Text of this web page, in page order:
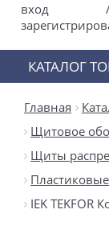
вход
КАТАЛОГ
Главная
Щитовое
Щиты
IEK TEKFOR